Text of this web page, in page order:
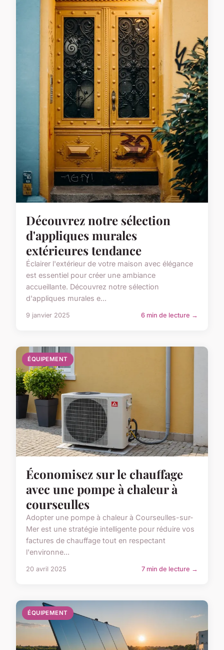
Découvrez notre sélection
d'appliques murales
extérieures tendance
Éclairer l'extérieur de votre maison avec élégance
est essentiel pour créer une ambiance
accueillante. Découvrez notre sélection
d'appliques murales e...
9 janvier 2025 6 min de lecture →
ÉQUIPEMENT
Économisez sur le chauffage
avec une pompe à chaleur à
courseulles
Adopter une pompe à chaleur à Courseulles-sur-
Mer est une stratégie intelligente pour réduire vos
factures de chauffage tout en respectant
l'environne...
20 avril 2025 7 min de lecture →
ÉQUIPEMENT